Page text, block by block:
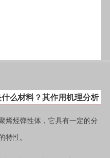
么材料？其作用机理分析
烯烃弹性体，它具有一定的分
特性。